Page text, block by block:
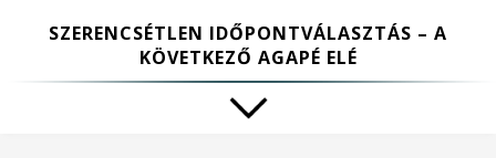
SZERENCSÉTLEN IDŐPONTVÁLASZTÁS – A
KÖVETKEZŐ AGAPÉ ELÉ